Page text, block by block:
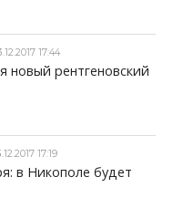
17:44
новый рентгеновский
17:19
в Никополе будет